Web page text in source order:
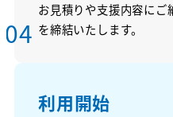
お見積りや支援内容に
を締結いたします。
04
利用開始